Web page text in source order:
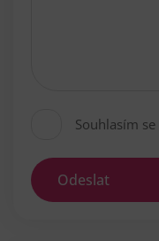
Souhlasím se
Odeslat